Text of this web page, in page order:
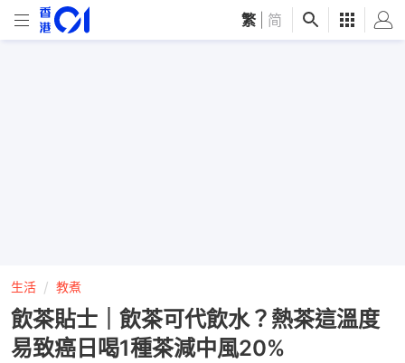
繁 简
生活 教煮
飲茶貼士｜飲茶可代飲水？熱茶這溫度
易致癌日喝1種茶減中風20%